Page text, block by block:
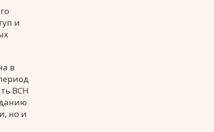
и
в
ВСН
но и